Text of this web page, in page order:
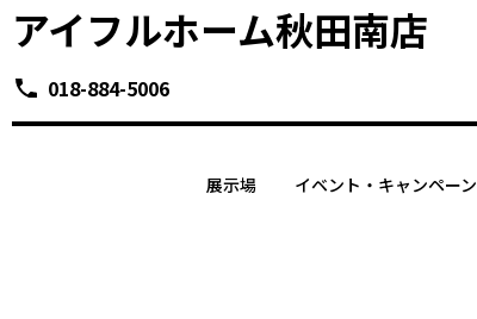
アイフルホーム秋田南店
018-884-5006
展示場 イベント・キャンペーン